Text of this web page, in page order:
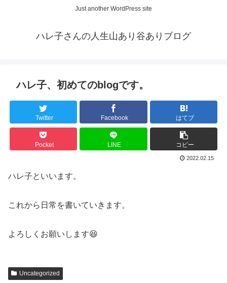
Just another WordPress site
ハレ子さんの人生山あり谷ありブログ
ハレ子、初めてのblogです。
Twitter Facebook はてブ
Pocket LINE コピー
2022.02.15
ハレ子といいます。
これから日常を書いていきます。
よろしくお願いします😆
Uncategorized